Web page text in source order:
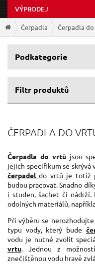
VÝPRODEJ
Čerpadla Čerpadla
Podkategorie
Filtr produktů
Výtlak
50 m
23 l/min
Jmenovitý příkon
300 W
ČERPADLA DO
Čerpadla do vrtůjsou
jejich specifikum se skrývá
čerpadel do vrtů je totiž
budou pracovat. Snadno
i studen, šachet či
odolných materiálů,
Při výběru se
typu vody, který bude
vodu je nutné zvolit
vrtu. Jednou z
znečištěnou vodu hravě